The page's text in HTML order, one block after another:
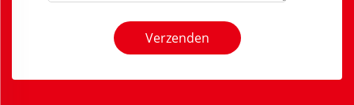
Verzenden